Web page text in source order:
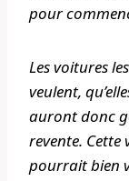
pour
Les voitures
veulent,
auront donc
revente.
pourrait bien